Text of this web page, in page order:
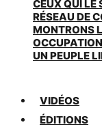
CEUX QUI LE
RÉSEAU DE
MONTRONS
UN PEUPLE
VIDÉOS
ÉDITIONS